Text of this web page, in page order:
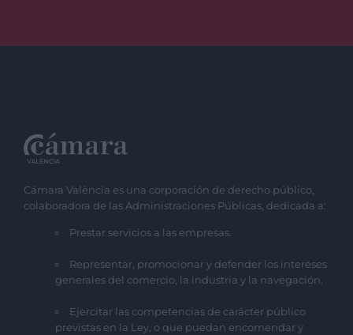
Cámara València es una corporación de derecho público,
colaboradora de las Administraciones Públicas, dedicada a:
Prestar servicios a las empresas.
Representar, promocionar y defender los intereses
generales del comercio, la industria y la navegación.
Ejercitar las competencias de carácter público
previstas en la Ley, o que puedan encomendar y